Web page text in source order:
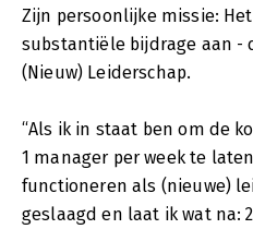
Zijn persoonlijke missie:
substantiële bijdrage aan -
(Nieuw) Leiderschap.
“Als ik in staat ben om de
1 manager per week te
functioneren als (nieuwe)
geslaagd en laat ik wat na: